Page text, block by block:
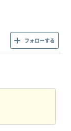
フォローする